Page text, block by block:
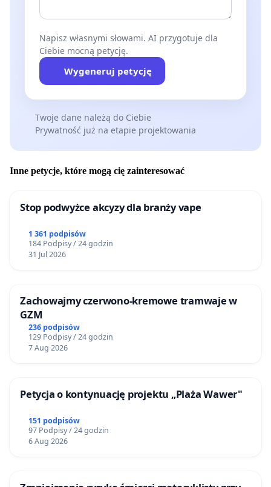
Napisz własnymi słowami. AI przygotuje dla
Ciebie mocną petycję.
Wygeneruj petycję
Twoje dane należą do Ciebie
Prywatność już na etapie projektowania
Inne petycje, które mogą cię zainteresować
Stop podwyżce akcyzy dla branży vape
1 361 podpisów
184 Podpisy / 24 godzin
31 Jul 2026
Zachowajmy czerwono-kremowe tramwaje w
GZM
236 podpisów
129 Podpisy / 24 godzin
7 Aug 2026
Petycja o kontynuację projektu „Plaża Wawer"
151 podpisów
97 Podpisy / 24 godzin
6 Aug 2026